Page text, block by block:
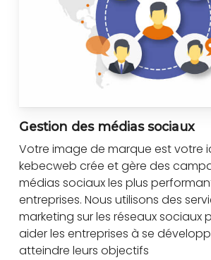
Gestion des médias sociaux
Votre image de marque est votre
kebecweb crée et gère des
médias sociaux les plus
entreprises. Nous utilisons des
marketing sur les réseaux sociaux
aider les entreprises à se
atteindre leurs objectifs